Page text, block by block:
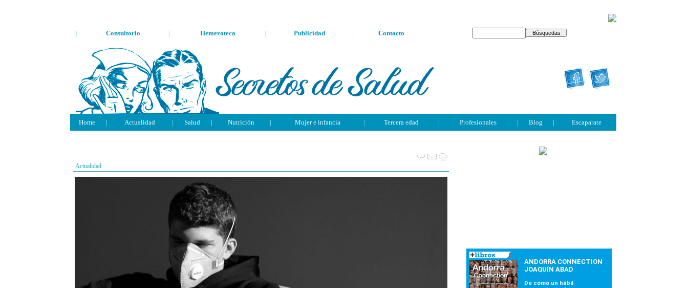
| Consultorio | Hemeroteca | Publicidad | Contacto
Home | Actualidad | Salud | Nutrición | Mujer e infancia | Tercera edad | Profesionales | Blog | Escaparate
Actualidad